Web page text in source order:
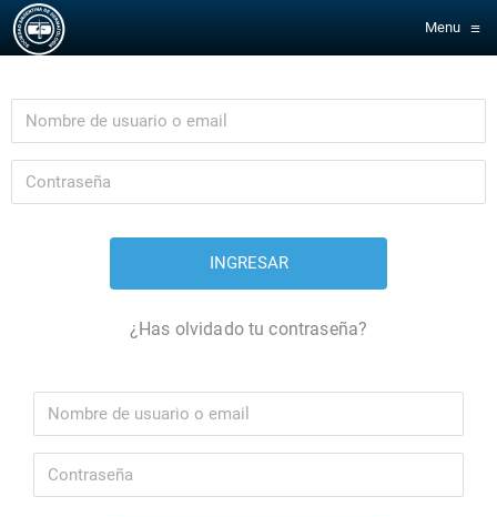
Menu ≡
¿Has olvidado tu contraseña?